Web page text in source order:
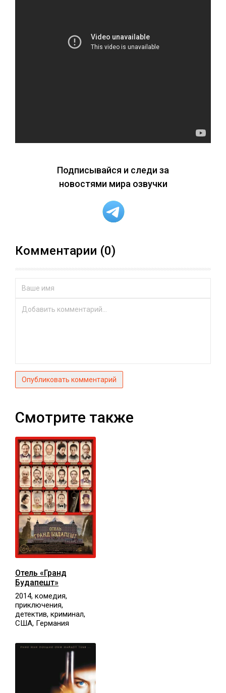
Подписывайся и следи за
новостями мира озвучки
Комментарии (0)
Опубликовать комментарий
Смотрите также
Отель «Гранд
Будапешт»
2014, комедия,
приключения,
детектив, криминал,
США, Германия